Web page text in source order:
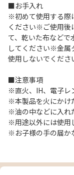
■お手入れ
※初めて使用する際
ください※ご使用後
て、乾いた布など
してください※金属
使用しないでくだ
■注意事項
※直火、IH、電子レ
※本製品を火にかけ
※油の中などに入れ
※用途以外には使用
※お子様の手の届か